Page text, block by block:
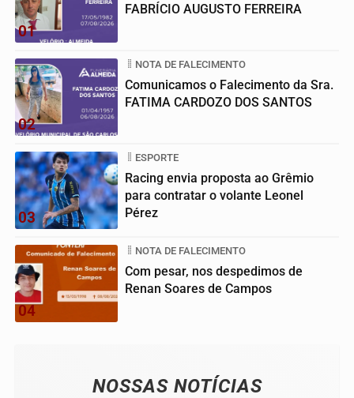
01
FABRÍCIO AUGUSTO FERREIRA
02
NOTA DE FALECIMENTO
Comunicamos o Falecimento da Sra.
FATIMA CARDOZO DOS SANTOS
03
ESPORTE
Racing envia proposta ao Grêmio
para contratar o volante Leonel
Pérez
04
NOTA DE FALECIMENTO
Com pesar, nos despedimos de
Renan Soares de Campos
NOSSAS NOTÍCIAS